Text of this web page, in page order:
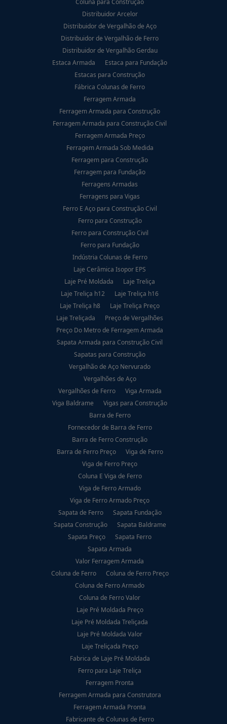
Distribuidor Arcelor
Distribuidor de Vergalhão de Aço
Distribuidor de Vergalhão de Ferro
Distribuidor de Vergalhão Gerdau
Estaca Armada
Estaca para Fundação
Estacas para Construção
Fábrica Colunas de Ferro
Ferragem Armada
Ferragem Armada para Construção
Ferragem Armada para Construção Civil
Ferragem Armada Preço
Ferragem Armada Sob Medida
Ferragem para Construção
Ferragem para Fundação
Ferragens Armadas
Ferragens para Vigas
Ferro E Aço para Construção Civil
Ferro para Construção
Ferro para Construção Civil
Ferro para Fundação
Indústria Colunas de Ferro
Laje Cerâmica Isopor EPS
Laje Pré Moldada
Laje Treliça
Laje Treliça h12
Laje Treliça h16
Laje Treliça h8
Laje Treliça Preço
Laje Treliçada
Preço de Vergalhões
Preço Do Metro de Ferragem Armada
Sapata Armada para Construção Civil
Sapatas para Construção
Vergalhão de Aço Nervurado
Vergalhões de Aço
Vergalhões de Ferro
Viga Armada
Viga Baldrame
Vigas para Construção
Barra de Ferro
Fornecedor de Barra de Ferro
Barra de Ferro Construção
Barra de Ferro Preço
Viga de Ferro
Viga de Ferro Preço
Coluna E Viga de Ferro
Viga de Ferro Armado
Viga de Ferro Armado Preço
Sapata de Ferro
Sapata Fundação
Sapata Construção
Sapata Baldrame
Sapata Preço
Sapata Ferro
Sapata Armada
Valor Ferragem Armada
Coluna de Ferro
Coluna de Ferro Preço
Coluna de Ferro Armado
Coluna de Ferro Valor
Laje Pré Moldada Preço
Laje Pré Moldada Treliçada
Laje Pré Moldada Valor
Laje Treliçada Preço
Fabrica de Laje Pré Moldada
Ferro para Laje Treliça
Ferragem Pronta
Ferragem Armada para Construtora
Ferragem Armada Pronta
Fabricante de Colunas de Ferro